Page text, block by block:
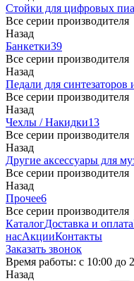
Стойки для цифровых
Все серии производителя
Назад
Банкетки39
Все серии производителя
Назад
Педали для
Все серии производителя
Назад
Чехлы / Накидки13
Все серии производителя
Назад
Другие аксессуары для
Все серии производителя
Назад
Прочее6
Все серии производителя
КаталогДоставка и оплата
насАкцииКонтакты
Заказать звонок
Время работы: с 10:00 до
Назад